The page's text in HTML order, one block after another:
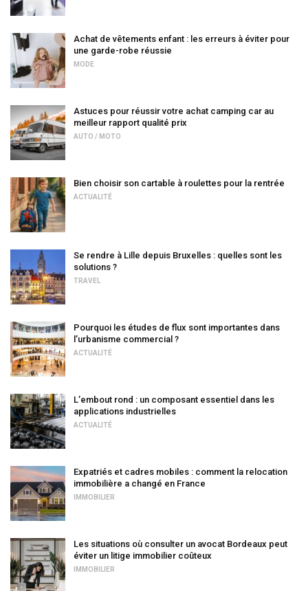
Achat de vêtements enfant : les erreurs à éviter pour
une garde-robe réussie
MODE
Astuces pour réussir votre achat camping car au
meilleur rapport qualité prix
AUTO / MOTO
Bien choisir son cartable à roulettes pour la rentrée
ACTUALITÉ
Se rendre à Lille depuis Bruxelles : quelles sont les
solutions ?
TRAVEL
Pourquoi les études de flux sont importantes dans
l’urbanisme commercial ?
ACTUALITÉ
L’embout rond : un composant essentiel dans les
applications industrielles
ACTUALITÉ
Expatriés et cadres mobiles : comment la relocation
immobilière a changé en France
IMMOBILIER
Les situations où consulter un avocat Bordeaux peut
éviter un litige immobilier coûteux
IMMOBILIER